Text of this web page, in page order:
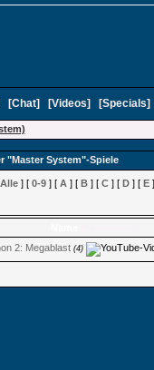
[Chat] [Videos] [Specials
"Master System"-Spiele
Alle ] [ 0-9 ] [ A ] [ B ] [ C ] [ D ] [ E
2: Megablast (4)